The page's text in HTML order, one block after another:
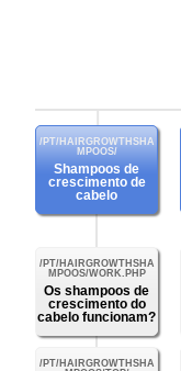
Shampoos de
crescimento de
cabelo
Os shampoos de
crescimento do
cabelo funcionam?